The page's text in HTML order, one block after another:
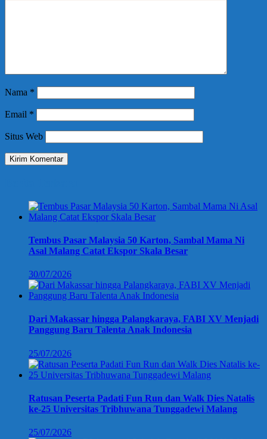
Nama *
Email *
Situs Web
Tembus Pasar Malaysia 50 Karton, Sambal Mama Ni
Asal Malang Catat Ekspor Skala Besar
30/07/2026
Dari Makassar hingga Palangkaraya, FABI XV Menjadi
Panggung Baru Talenta Anak Indonesia
25/07/2026
Ratusan Peserta Padati Fun Run dan Walk Dies Natalis
ke-25 Universitas Tribhuwana Tunggadewi Malang
25/07/2026